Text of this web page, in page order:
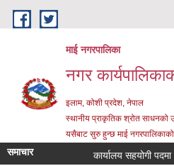
Skip to main content
माई नगरपालिका
नगर
इलाम, कोशी प्रदेश, नेपाल
स्थानीय प्राकृतिक श्रोत साधनको
यसैबाट सुरु हुन्छ माई
समाचार कार्यालय सहयोगी पदमा